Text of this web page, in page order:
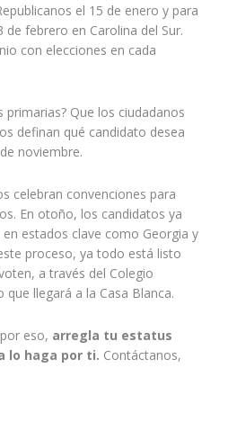
el 15 de enero y para
febrero en Carolina del Sur.
con elecciones en cada
primarias? Que los ciudadanos
definan qué candidato desea
noviembre.
celebran convenciones para
En otoño, los candidatos ya
estados clave como Georgia y
proceso, ya todo está listo
a través del Colegio
llegará a la Casa Blanca.
eso, arregla tu estatus
lo haga por ti. Contáctanos,